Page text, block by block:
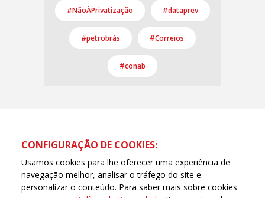
#NãoÀPrivatização #dataprev
#petrobrás #Correios
#conab
CONFIGURAÇÃO DE COOKIES:
Usamos cookies para lhe oferecer uma experiência de
navegação melhor, analisar o tráfego do site e
personalizar o conteúdo. Para saber mais sobre cookies